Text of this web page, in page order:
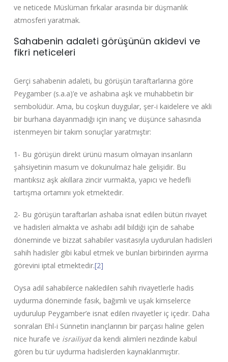
ve neticede Müslüman fırkalar arasında bir düşmanlık
atmosferi yaratmak.
Sahabenin adaleti görüşünün akidevi ve
fikri neticeleri
Gerçi sahabenin adaleti, bu görüşün taraftarlarına göre
Peygamber (s.a.a)’e ve ashabına aşk ve muhabbetin bir
sembolüdür. Ama, bu coşkun duygular, şer-i kaidelere ve akli
bir burhana dayanmadığı için inanç ve düşünce sahasında
istenmeyen bir takım sonuçlar yaratmıştır:
1- Bu görüşün direkt ürünü masum olmayan insanların
şahsiyetinin masum ve dokunulmaz hale gelişidir. Bu
mantıksız aşk akıllara zincir vurmakta, yapıcı ve hedefli
tartışma ortamını yok etmektedir.
2- Bu görüşün taraftarları ashaba isnat edilen bütün rivayet
ve hadisleri almakta ve ashabı adil bildiği için de sahabe
döneminde ve bizzat sahabiler vasıtasıyla uydurulan hadisleri
sahih hadisler gibi kabul etmek ve bunları birbirinden ayırma
görevini iptal etmektedir.[2]
Oysa adil sahabilerce nakledilen sahih rivayetlerle hadis
uydurma döneminde fasık, bağımlı ve uşak kimselerce
uydurulup Peygamber’e isnat edilen rivayetler iç içedir. Daha
sonraları Ehl-i Sünnetin inançlarının bir parçası haline gelen
nice hurafe ve israiliyatda kendi alimleri nezdinde kabul
gören bu tür uydurma hadislerden kaynaklanmıştır.